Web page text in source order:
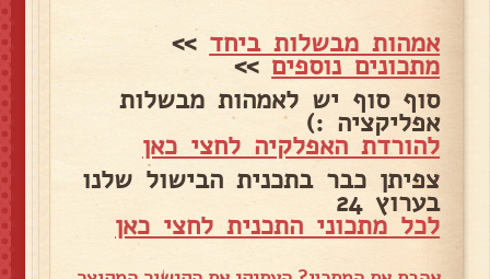
אמהות מבשלות ביחד >>
מתכונים נוספים>>
סוף סוף יש לאמהות מבשלות
אפליקציה :)
להורדת האפלקיה לחצי כאן
צפיתן כבר בתכנית הבישול שלנו
בערוץ 24
לכל מתכוני התכנית לחצי כאן